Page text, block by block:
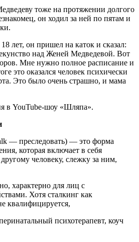
тоже на протяжении долгого
он ходил за ней по пятам и
лет, он пришел на каток и сказал:
над Женей Медведевой. Вот
Мне нужно полное расписание и
это оказался человек психически
Это было очень страшно, и мама
в YouTube-шоу «Шляпа».
— преследовать) — это форма
которая включает в себя
человеку, слежку за ним,
характерно для лиц с
Хотя сталкинг как
квалифицируется,
психотерапевт, коуч